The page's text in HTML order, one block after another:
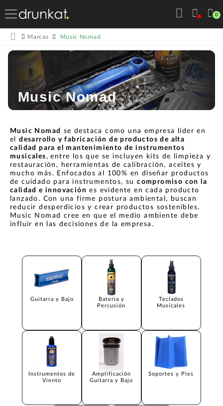
0
Marcas Music Nomad
Music Nomad
Music Nomad
se destaca como una empresa líder en
eldesarrollo y fabricación de productos de alta
calidad para el mantenimiento de instrumentos
musicales, entre los que se incluyen kits de limpieza y
restauración, herramientas de calibración, aceites y
mucho más. Enfocados al 100% en diseñar productos
de cuidado para instrumentos, sucompromiso con la
calidad e innovación es evidente en cada producto
lanzado. Con una firme postura ambiental, buscan
reducir desperdicios y crear productos sostenibles.
Music Nomad cree en que el medio ambiente debe
influir en las decisiones de la empresa.
Guitarra y Bajo
Batería y
Percusión
Teclados
Musicales
Instrumentos de
Viento
Amplificación
Guitarra y Bajo
Soportes y Pies